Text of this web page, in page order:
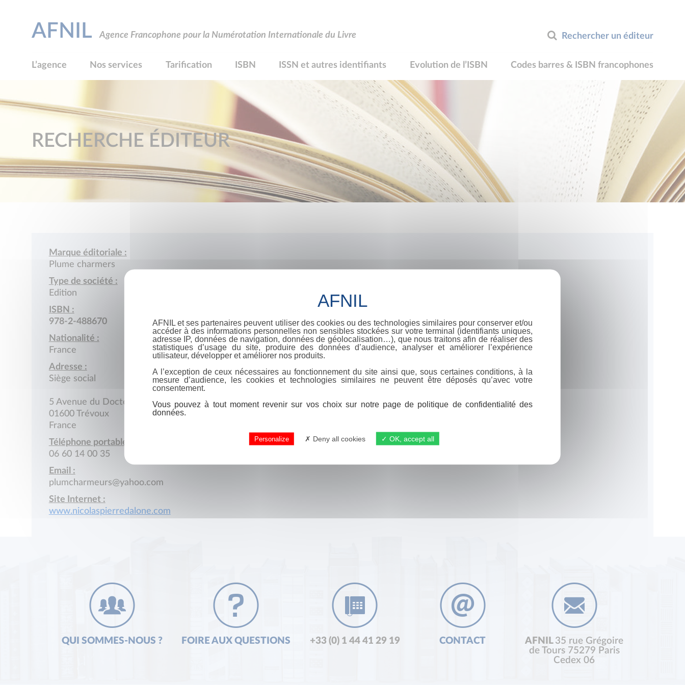
Rechercher un éditeur
AFNIL Agence Francophone pour la Numérotation Internationale du Livre
L’agence Nos services Tarification ISBN ISSN et autres identifiants Evolution de l’ISBN Codes barres & ISBN francophones
RECHERCHE ÉDITEUR
Marque éditoriale :
Plume charmers
Type de société :
Edition
ISBN :
978-2-488670
Nationalité :
France
Adresse :
Siège social
5 Avenue du Docteur-Bollet
01600 Trévoux
France
Téléphone portable :
06 60 14 00 35
Email :
plumcharmeurs@yahoo.com
Site Internet :
www.nicolaspierredalone.com
QUI SOMMES-NOUS ? FOIRE AUX QUESTIONS +33 (0) 1 44 41 29 19 CONTACT AFNIL 35 rue Grégoire
de Tours 75279 Paris
Cedex 06
AFNIL et ses partenaires peuvent utiliser des cookies ou des technologies similaires pour conserver et/ou
accéder à des informations personnelles non sensibles stockées sur votre terminal (identifiants uniques,
adresse IP, données de navigation, données de géolocalisation…), que nous traitons afin de réaliser des
statistiques d’usage du site, produire des données d’audience, analyser et améliorer l’expérience
utilisateur, développer et améliorer nos produits.
A l’exception de ceux nécessaires au fonctionnement du site ainsi que, sous certaines conditions, à la
mesure d’audience, les cookies et technologies similaires ne peuvent être déposés qu’avec votre
consentement.
Vous pouvez à tout moment revenir sur vos choix sur notre page de politique de confidentialité des
données.
Personalize Deny all cookies OK, accept all